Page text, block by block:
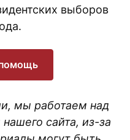
выборов
мы работаем над
сайта, из-за